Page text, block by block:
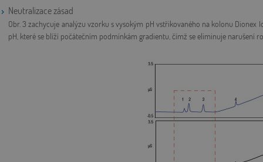
Neutralizace zásad
Obr. 3 zachycuje analýzu vzorku s vysokým pH vstřikovaného na kolonu Dionex
pH, které se blíží počátečním podmínkám gradientu, čímž se eliminuje narušení